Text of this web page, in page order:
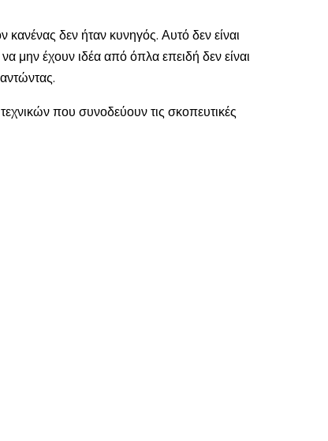
δεν ήταν κυνηγός. Αυτό δεν είναι
μην έχουν ιδέα από όπλα επειδή δεν είναι
που συνοδεύουν τις σκοπευτικές